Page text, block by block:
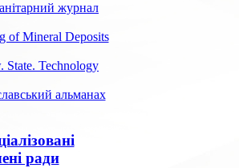
журнал
of Mineral Deposits
State. Technology
альманах
ради